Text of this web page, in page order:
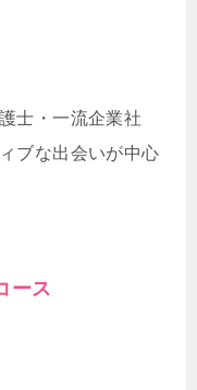
士・一流企業社
ブな出会いが中心
ース